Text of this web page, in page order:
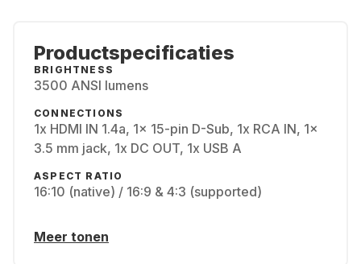
Productspecificaties
BRIGHTNESS
3500 ANSI lumens
CONNECTIONS
1x HDMI IN 1.4a, 1x 15-pin D-Sub, 1x RCA IN, 1x
3.5 mm jack, 1x DC OUT, 1x USB A
ASPECT RATIO
16:10 (native) / 16:9 & 4:3 (supported)
Meer tonen